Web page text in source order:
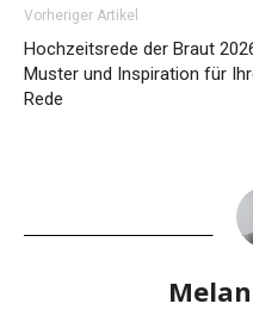
Vorheriger Artikel
Hochzeitsrede der Braut
Muster und Inspiration für
Rede